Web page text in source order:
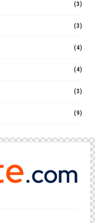
(3)
(3)
(4)
(4)
(3)
(9)